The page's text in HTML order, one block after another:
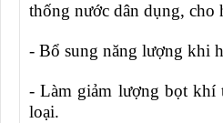
thống nước dân dụng, cho
- Bổ sung năng lượng khi
- Làm giảm lượng bọt khí
loại.